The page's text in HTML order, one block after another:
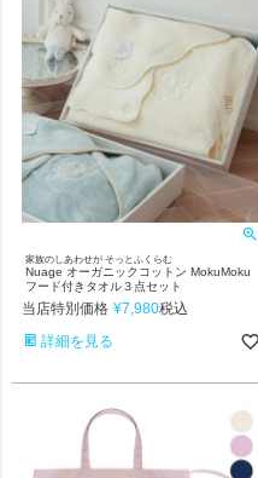
家族のしあわせが そっとふくらむ
Nuage オーガニックコットン MokuMoku
フード付きタオル３点セット
当店特別価格 ¥7,980税込
詳細を見る